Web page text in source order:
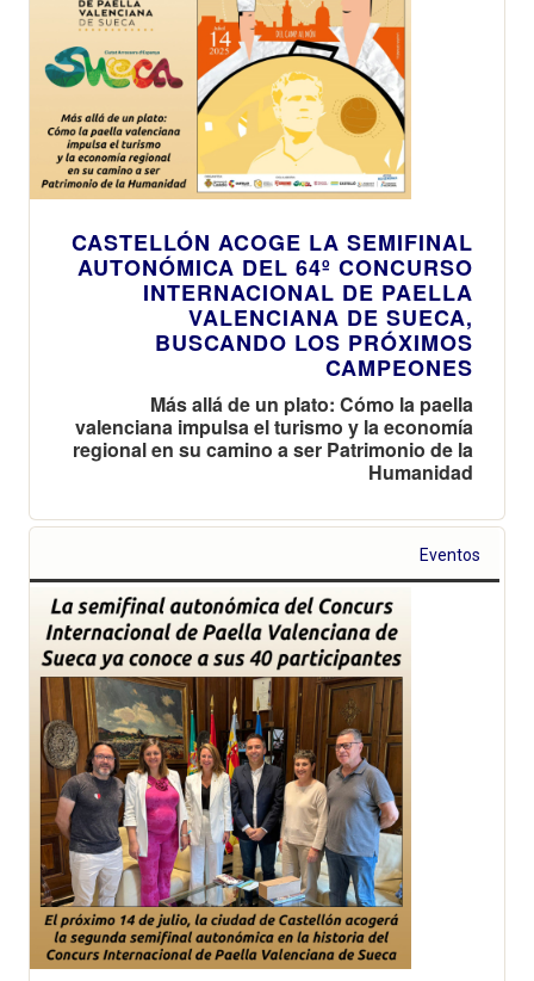
CASTELLÓN ACOGE LA SEMIFINAL
AUTONÓMICA DEL 64º CONCURSO
INTERNACIONAL DE PAELLA
VALENCIANA DE SUECA,
BUSCANDO LOS PRÓXIMOS
CAMPEONES
Más allá de un plato: Cómo la paella
valenciana impulsa el turismo y la economía
regional en su camino a ser Patrimonio de la
Humanidad
Eventos